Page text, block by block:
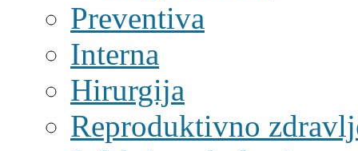
Preventiva
Interna
Hirurgija
Reproduktivno